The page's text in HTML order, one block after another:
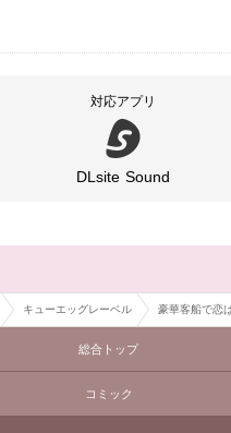
対応アプリ
DLsite Sound
キューエッグレーベル 豪華客船で恋
総合トップ
コミック